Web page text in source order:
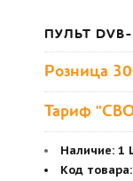
ПУЛЬТ
Розница
Тариф
Наличие: 1
Код товара: